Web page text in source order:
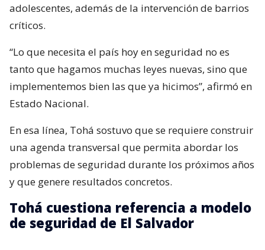
adolescentes, además de la intervención de barrios
críticos.
“Lo que necesita el país hoy en seguridad no es
tanto que hagamos muchas leyes nuevas, sino que
implementemos bien las que ya hicimos”, afirmó en
Estado Nacional.
En esa línea, Tohá sostuvo que se requiere construir
una agenda transversal que permita abordar los
problemas de seguridad durante los próximos años
y que genere resultados concretos.
Tohá cuestiona referencia a modelo
de seguridad de El Salvador